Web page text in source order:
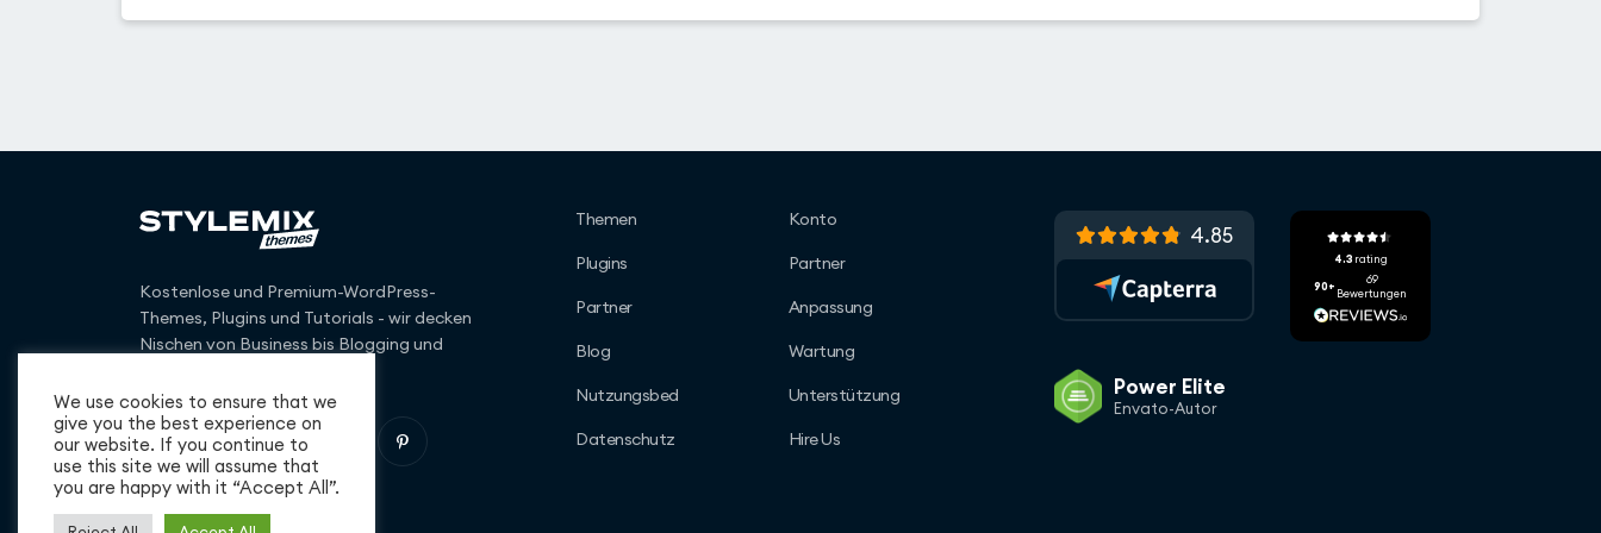
Kostenlose und Premium-WordPress-
Themes, Plugins und Tutorials - wir decken
Nischen von Business bis Blogging und
Themen Konto
Plugins Partner
Partner Anpassung
Blog Wartung
Nutzungsbed Unterstützung
Datenschutz Hire Us
4.85
Power Elite
Envato-Autor
4.3 rating
90+
69
Bewertungen
We use cookies to ensure that we
give you the best experience on
our website. If you continue to
use this site we will assume that
you are happy with it “Accept All”.